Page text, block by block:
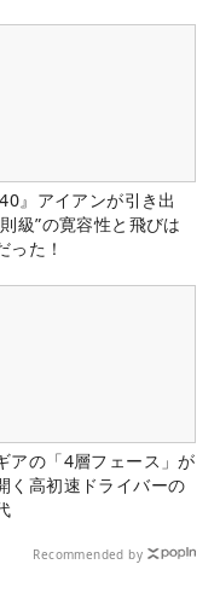
』アイアンが引き出
級”の寛容性と飛びは
った！
アの「4層フェース」が
く高初速ドライバーの
Recommended by